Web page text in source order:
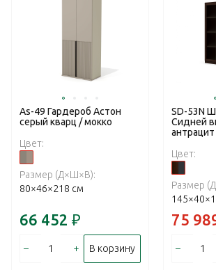
As-49 Гардероб Астон
серый кварц / мокко
Цвет:
Размер (Д×Ш×В):
80×46×218 см
66 452 ₽
– + В корзину
SD-53N
Сидней
антрацит
Цвет:
Размер
75
–